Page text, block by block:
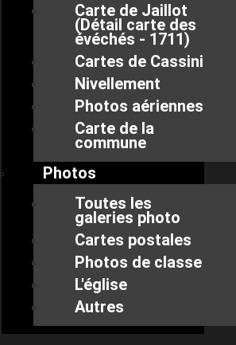
Carte de Jaillot
(Détail carte des
évéchés - 1711)
Cartes de Cassini
Nivellement
Photos aériennes
Carte de la
commune
Photos
Toutes les
galeries photo
Cartes postales
Photos de classe
L'église
Autres